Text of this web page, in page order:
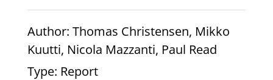
Author: Thomas Christensen, Mikko
Kuutti, Nicola Mazzanti, Paul Read
Type: Report